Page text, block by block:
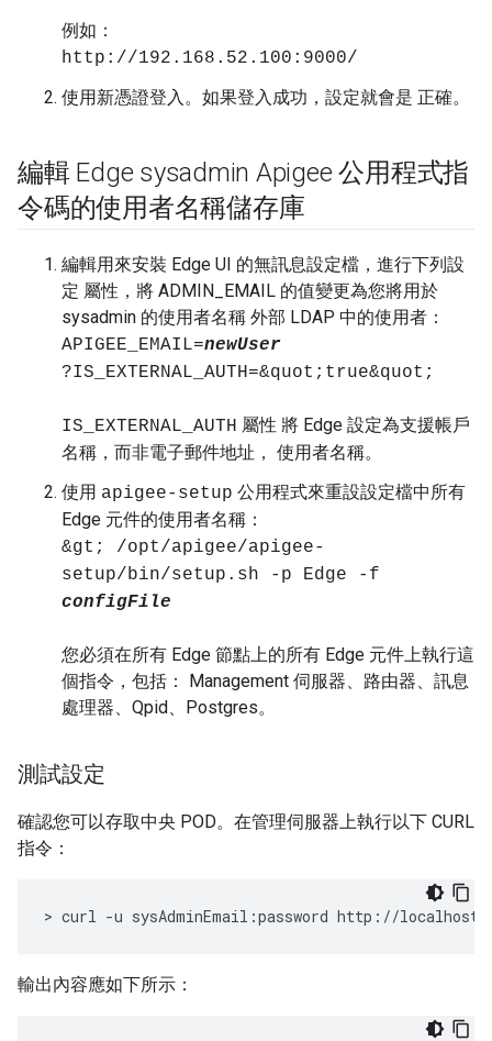
例如：
http://192.168.52.100:9000/
使用新憑證登入。如果登入成功，設定就會是 正確。
編輯 Edge sysadmin Apigee 公用程式指
令碼的使用者名稱儲存庫
編輯用來安裝 Edge UI 的無訊息設定檔，進行下列設
定 屬性，將 ADMIN_EMAIL 的值變更為您將用於
sysadmin 的使用者名稱 外部 LDAP 中的使用者：
APIGEE_EMAIL=newUser
?IS_EXTERNAL_AUTH=&quot;true&quot;
IS_EXTERNAL_AUTH 屬性 將 Edge 設定為支援帳戶
名稱，而非電子郵件地址， 使用者名稱。
使用 apigee-setup 公用程式來重設設定檔中所有
Edge 元件的使用者名稱：
&gt; /opt/apigee/apigee-
setup/bin/setup.sh -p Edge -f
configFile
您必須在所有 Edge 節點上的所有 Edge 元件上執行這
個指令，包括： Management 伺服器、路由器、訊息
處理器、Qpid、Postgres。
測試設定
確認您可以存取中央 POD。在管理伺服器上執行以下 CURL
指令：
> curl -u sysAdminEmail:password http://
輸出內容應如下所示：